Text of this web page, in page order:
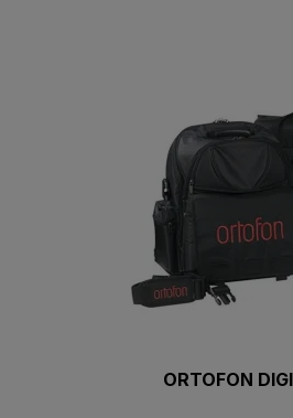
ORTOFON